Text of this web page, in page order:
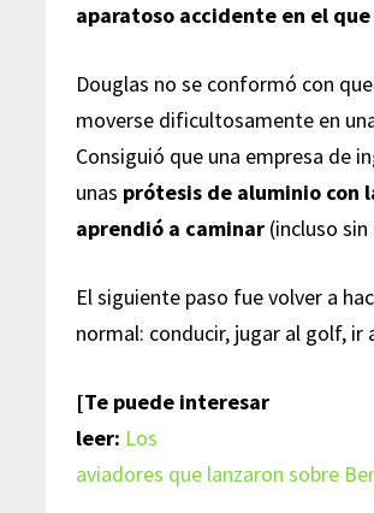
aparatoso accidente en el
Douglas no se conformó con
moverse dificultosamente en
Consiguió que una empresa de
unas prótesis de aluminio con
aprendió a caminar (incluso
El siguiente paso fue volver a
normal: conducir, jugar al golf,
[Te puede interesar
leer: Los
aviadores que lanzaron sobre